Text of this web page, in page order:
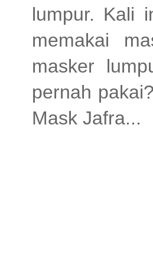
lumpur. Kali
memakai
masker
pernah
Mask Jafra...